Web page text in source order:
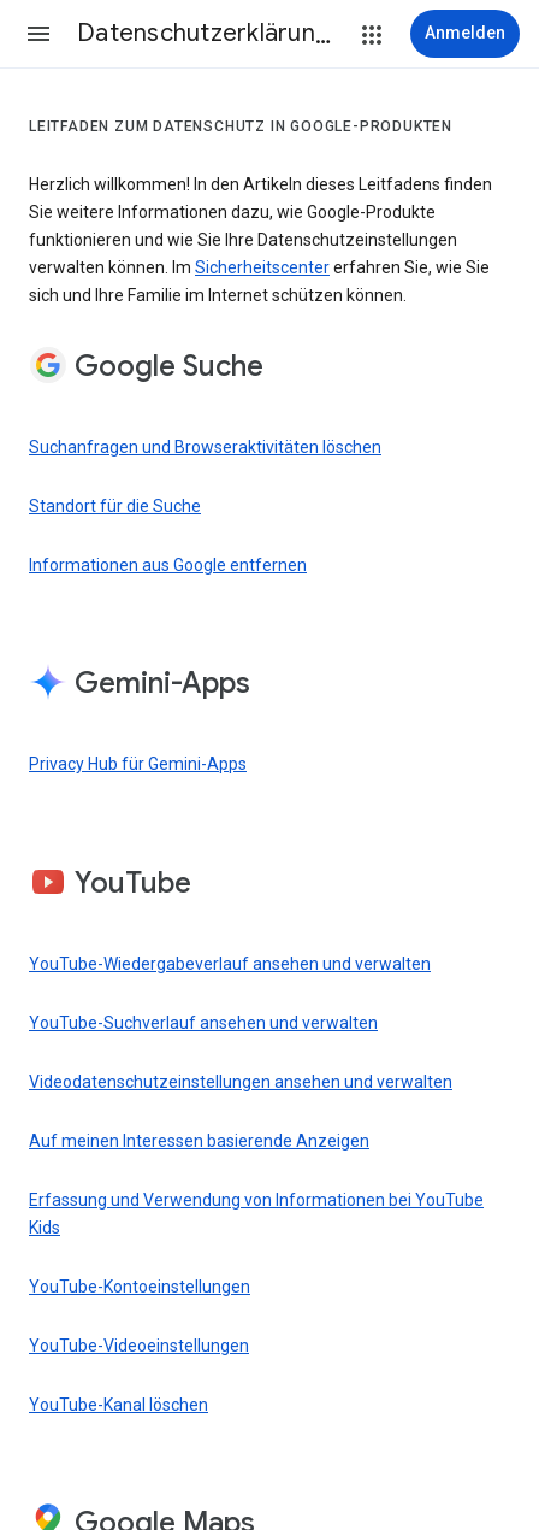
Datenschutzerklärung & Nutzungsbedingungen Anmelden
LEITFADEN ZUM DATENSCHUTZ IN GOOGLE-PRODUKTEN
Herzlich willkommen! In den Artikeln dieses Leitfadens finden
Sie weitere Informationen dazu, wie Google-Produkte
funktionieren und wie Sie Ihre Datenschutzeinstellungen
verwalten können. Im Sicherheitscentererfahren Sie, wie Sie
sich und Ihre Familie im Internet schützen können.
Google Suche
Suchanfragen und Browseraktivitäten löschen
Standort für die Suche
Informationen aus Google entfernen
Gemini-Apps
Privacy Hub für Gemini-Apps
YouTube
YouTube-Wiedergabeverlauf ansehen und verwalten
YouTube-Suchverlauf ansehen und verwalten
Videodatenschutzeinstellungen ansehen und verwalten
Auf meinen Interessen basierende Anzeigen
Erfassung und Verwendung von Informationen bei YouTube
Kids
YouTube-Kontoeinstellungen
YouTube-Videoeinstellungen
YouTube-Kanal löschen